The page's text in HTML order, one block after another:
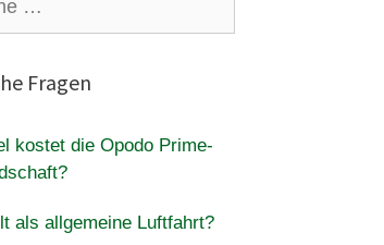
Fragen
kostet die Opodo Prime-
als allgemeine Luftfahrt?